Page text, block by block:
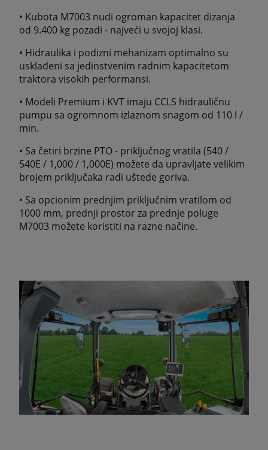
• Kubota M7003 nudi ogroman kapacitet dizanja
od 9.400 kg pozadi - najveći u svojoj klasi.
• Hidraulika i podizni mehanizam optimalno su
usklađeni sa jedinstvenim radnim kapacitetom
traktora visokih performansi.
• Modeli Premium i KVT imaju CCLS hidrauličnu
pumpu sa ogromnom izlaznom snagom od 110 l /
min.
• Sa četiri brzine PTO - priključnog vratila (540 /
540E / 1,000 / 1,000E) možete da upravljate velikim
brojem priključaka radi uštede goriva.
• Sa opcionim prednjim priključnim vratilom od
1000 mm, prednji prostor za prednje poluge
M7003 možete koristiti na razne načine.